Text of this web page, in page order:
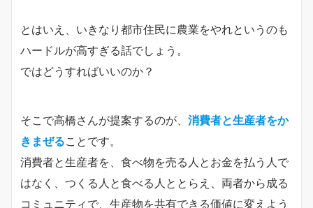
とはいえ、いきなり都市住民に農業をやれというのも
ハードルが高すぎる話でしょう。
ではどうすればいいのか？
そこで高橋さんが提案するのが、 消費者と生産者をか
きまぜることです。
消費者と生産者を、食べ物を売る人とお金を払う人で
はなく、つくる人と食べる人ととらえ、両者から成る
コミュニティで、生産物を共有できる価値に変えよう